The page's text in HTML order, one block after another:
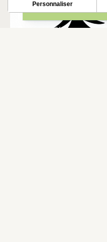
AIRE DE PIQUE-
PALAMINY
Personnaliser